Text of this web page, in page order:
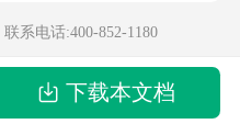
联系电话:400-852-1180
下载本文档